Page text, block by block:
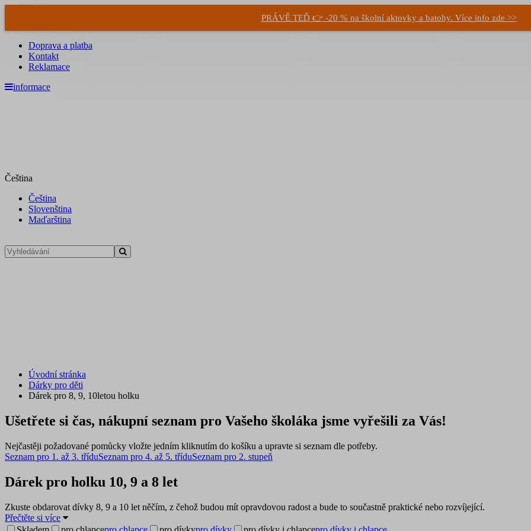
PRÁVĚ TEĎ 👉 -20 % na školní aktovky a batohy. Více info zde >>
Doprava a platba
Kontakt
Reklamace
informace
Čeština
Čeština
Slovenština
Maďarština
Úvodní stránka
Dárky pro děti
Dárek pro 8, 9, 10letou holku
Ušetřete si čas, nákupní seznam pro Vašeho školáka jsme vyřešili za Vás!
Nejčastěji požadované pomůcky vložte jedním kliknutím do košíku a upravte si seznam dle potřeby.
Seznam pro 1. až 3. tříduSeznam pro 4. až 5. tříduSeznam pro 2. stupeň
Dárek pro holku 10, 9 a 8 let
Zkuste obdarovat dívky 8, 9 a 10 let něčím, z čehož budou mít opravdovou radost a bude to součastně praktické nebo rozvíjející.
Přečtěte si více